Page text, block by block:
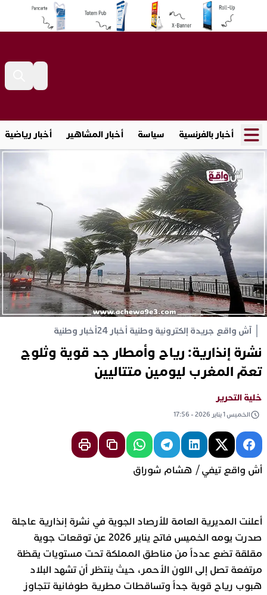
أخبار بالفرنسية سياسة أخبار المشاهير أخبار رياضية
آش واقع جريدة إلكترونية وطنية أخبار 24 أخبار وطنية
نشرة إنذارية: رياح وأمطار جد قوية وثلوج
تعمّ المغرب ليومين متتاليين
خلية التحرير
الخميس 1 يناير 2026 - 17:56
أش واقع تيفي / هشام شوراق
أعلنت المديرية العامة للأرصاد الجوية في نشرة إنذارية عاجلة
صدرت يومه الخميس فاتح يناير 2026 عن توقعات جوية
مقلقة تضع عدداً من مناطق المملكة تحت مستويات يقظة
مرتفعة تصل إلى اللون الأحمر، حيث ينتظر أن تشهد البلاد
هبوب رياح قوية جداً وتساقطات مطرية طوفانية تتجاوز